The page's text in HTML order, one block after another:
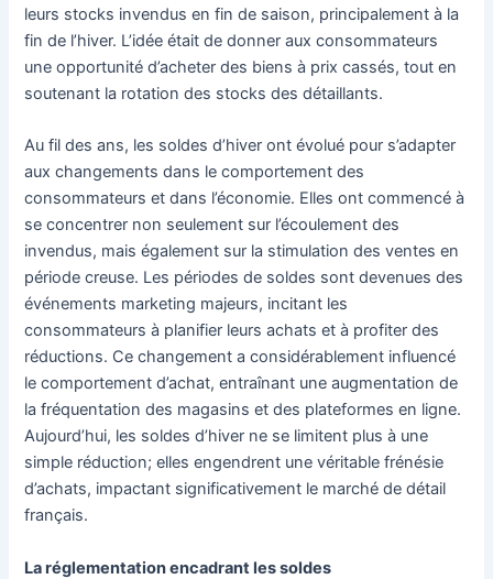
leurs stocks invendus en fin de saison, principalement à la
fin de l’hiver. L’idée était de donner aux consommateurs
une opportunité d’acheter des biens à prix cassés, tout en
soutenant la rotation des stocks des détaillants.
Au fil des ans, les soldes d’hiver ont évolué pour s’adapter
aux changements dans le comportement des
consommateurs et dans l’économie. Elles ont commencé à
se concentrer non seulement sur l’écoulement des
invendus, mais également sur la stimulation des ventes en
période creuse. Les périodes de soldes sont devenues des
événements marketing majeurs, incitant les
consommateurs à planifier leurs achats et à profiter des
réductions. Ce changement a considérablement influencé
le comportement d’achat, entraînant une augmentation de
la fréquentation des magasins et des plateformes en ligne.
Aujourd’hui, les soldes d’hiver ne se limitent plus à une
simple réduction; elles engendrent une véritable frénésie
d’achats, impactant significativement le marché de détail
français.
La réglementation encadrant les soldes